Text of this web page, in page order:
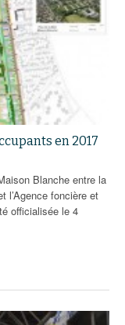
en 2017
Blanche entre la
l’Agence foncière et
officialisée le 4